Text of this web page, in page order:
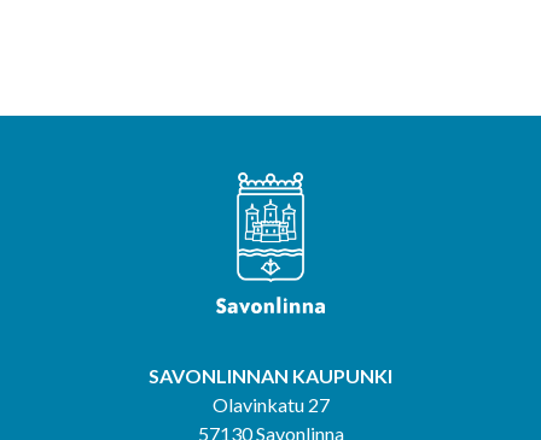
SAVONLINNAN KAUPUNKI
Olavinkatu 27
57130 Savonlinna